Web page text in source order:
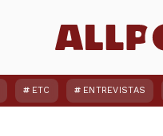
ETC ENTREVISTAS